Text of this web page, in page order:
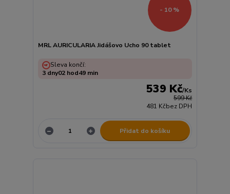
- 10 %
MRL AURICULARIA Jidášovo Ucho 90 tablet
599 Kč
539 Kč/Ks
481 Kčbez DPH
Sleva končí:
3 dny02 hod49 min
Přidat do košíku